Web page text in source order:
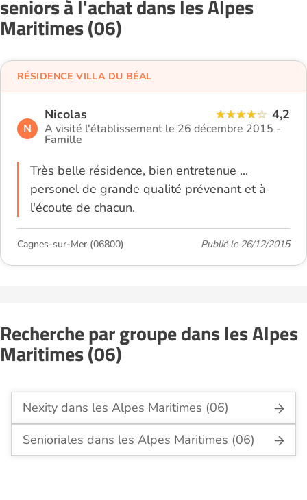
seniors à l'achat dans les Alpes
Maritimes (06)
N
Nicolas 4,2
A visité l'établissement le 26 décembre 2015 -
Famille
Très belle résidence, bien entretenue ...
personel de grande qualité prévenant et à
l'écoute de chacun.
RÉSIDENCE VILLA DU BÉAL
Cagnes-sur-Mer (06800) Publié le 26/12/2015
Recherche par groupe dans les Alpes
Maritimes (06)
Nexity dans les Alpes Maritimes (06)
Senioriales dans les Alpes Maritimes (06)